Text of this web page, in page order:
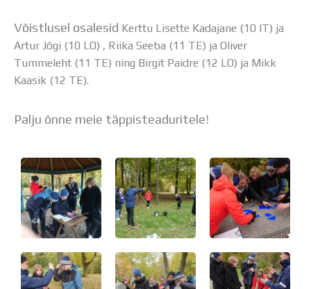
ÜLDINFO
Sisseastumine
Meie kool
Dokumendid
Vilistlastele
Virtuaaltuur
Õpilasesindus
Kontaktid
Tööpakkumised
Võistlusel osalesid Kerttu Lisette Kadajane (10 IT) ja
Artur Jõgi (10 LO) , Riika Seeba (11 TE) ja Oliver
Tummeleht (11 TE) ning Birgit Paidre (12 LO) ja Mikk
Kaasik (12 TE).
Palju õnne meie täppisteaduritele!